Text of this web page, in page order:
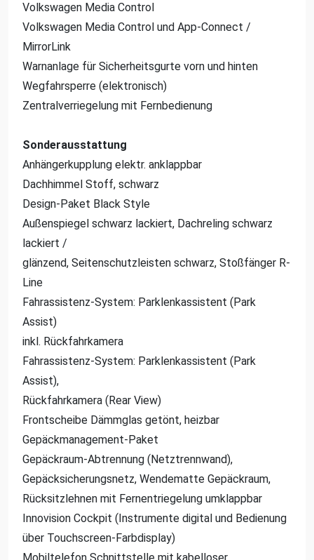
Volkswagen Media Control
Volkswagen Media Control und App-Connect /
MirrorLink
Warnanlage für Sicherheitsgurte vorn und hinten
Wegfahrsperre (elektronisch)
Zentralverriegelung mit Fernbedienung
Sonderausstattung
Anhängerkupplung elektr. anklappbar
Dachhimmel Stoff, schwarz
Design-Paket Black Style
Außenspiegel schwarz lackiert, Dachreling schwarz
lackiert /
glänzend, Seitenschutzleisten schwarz, Stoßfänger R-
Line
Fahrassistenz-System: Parklenkassistent (Park
Assist)
inkl. Rückfahrkamera
Fahrassistenz-System: Parklenkassistent (Park
Assist),
Rückfahrkamera (Rear View)
Frontscheibe Dämmglas getönt, heizbar
Gepäckmanagement-Paket
Gepäckraum-Abtrennung (Netztrennwand),
Gepäcksicherungsnetz, Wendematte Gepäckraum,
Rücksitzlehnen mit Fernentriegelung umklappbar
Innovision Cockpit (Instrumente digital und Bedienung
über Touchscreen-Farbdisplay)